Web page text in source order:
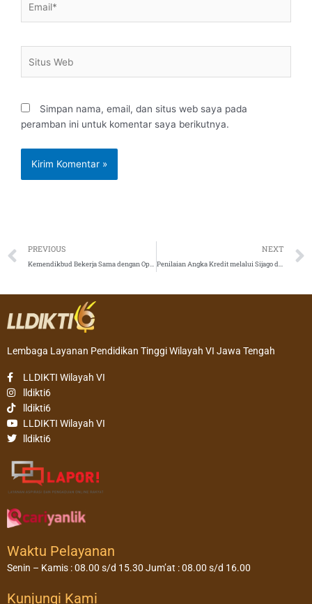
Web
Simpan nama, email, dan situs web saya pada
peramban ini untuk komentar saya berikutnya.
Prev
PREVIOUS
Kemendikbud Bekerja Sama dengan Operator Telekomunikasi Sukseskan Pembelajaran di Rumah
NEXT
Penilaian Angka Kredit melalui Sijago dengan Pedoman Operasional Penilaian Angka Kredit Kenaikan Jabatan Akademik/Pangkat Dosen Tahun 2019
Lembaga Layanan Pendidikan Tinggi Wilayah VI Jawa Tengah
LLDIKTI Wilayah VI
lldikti6
lldikti6
LLDIKTI Wilayah VI
lldikti6
Waktu Pelayanan
Senin – Kamis : 08.00 s/d 15.30 Jum’at : 08.00 s/d 16.00
Kunjungi Kami